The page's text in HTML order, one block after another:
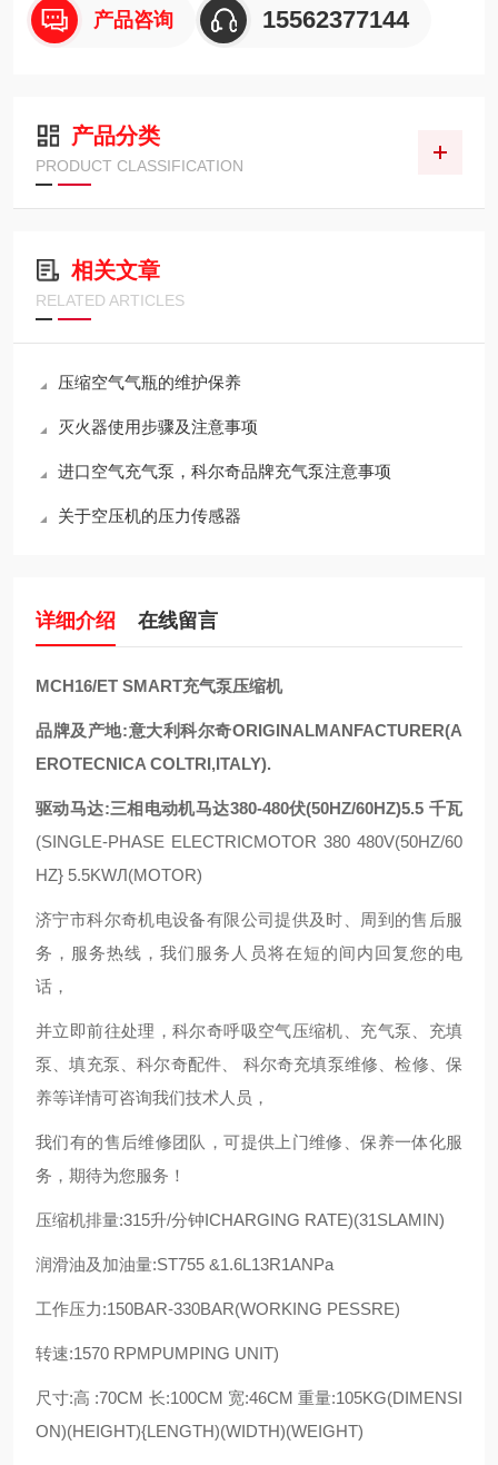
产品咨询 15562377144
产品分类
PRODUCT CLASSIFICATION
相关文章
RELATED ARTICLES
压缩空气气瓶的维护保养
灭火器使用步骤及注意事项
进口空气充气泵，科尔奇品牌充气泵注意事项
关于空压机的压力传感器
详细介绍 在线留言
MCH16/ET SMART充气泵压缩机
品牌及产地:意大利科尔奇ORIGINALMANFACTURER(A
EROTECNICA COLTRI,ITALY).
驱动马达:三相电动机马达380-480伏(50HZ/60HZ)5.5 千瓦
(SINGLE-PHASE ELECTRICMOTOR 380 480V(50HZ/60
HZ} 5.5KWЛ(MOTOR)
济宁市科尔奇机电设备有限公司提供及时、周到的售后服
务，服务热线，我们服务人员将在短的间内回复您的电
话，
并立即前往处理，科尔奇呼吸空气压缩机、充气泵、充填
泵、填充泵、科尔奇配件、 科尔奇充填泵维修、检修、保
养等详情可咨询我们技术人员，
我们有的售后维修团队，可提供上门维修、保养一体化服
务，期待为您服务！
压缩机排量:315升/分钟ICHARGING RATE)(31SLAMIN)
润滑油及加油量:ST755 &1.6L13R1ANPa
工作压力:150BAR-330BAR(WORKING PESSRE)
转速:1570 RPMPUMPING UNIT)
尺寸:高 :70CM 长:100CM 宽:46CM 重量:105KG(DIMENSI
ON)(HEIGHT){LENGTH)(WIDTH)(WEIGHT)